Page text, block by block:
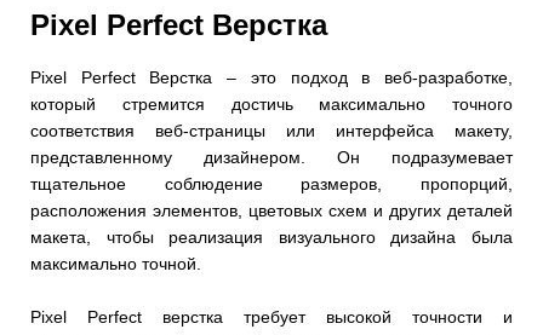
Pixel Perfect Верстка
Pixel Perfect Верстка – это подход в веб-разработке,
который стремится достичь максимально точного
соответствия веб-страницы или интерфейса макету,
представленному дизайнером. Он подразумевает
тщательное соблюдение размеров, пропорций,
расположения элементов, цветовых схем и других деталей
макета, чтобы реализация визуального дизайна была
максимально точной.
Pixel Perfect верстка требует высокой точности и